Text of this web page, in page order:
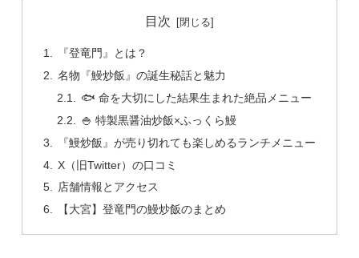
目次
『登竜門』とは？
名物『鰻炒飯』の誕生秘話と魅力
🐟 命を大切にした結果生まれた絶品メニュー
🍚 特製黒醤油炒飯×ふっくら鰻
『鰻炒飯』が売り切れても楽しめるランチメニュー
X（旧Twitter）の口コミ
店舗情報とアクセス
【大宮】登竜門の鰻炒飯のまとめ